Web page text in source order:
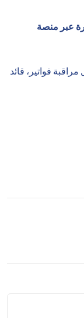
عبر منصة
فواتير، قائد